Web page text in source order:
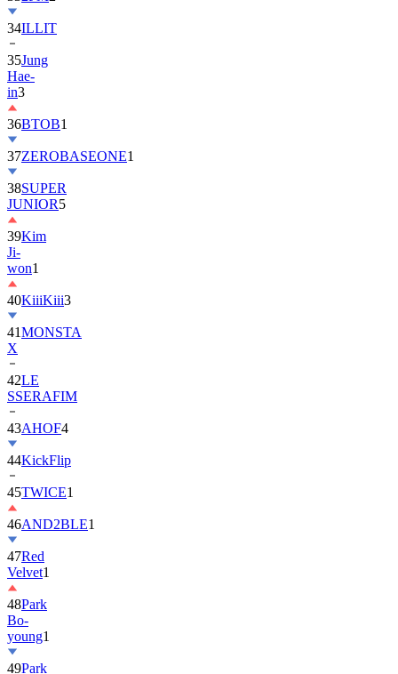
34ILLIT
35Jung
Hae-
in3
36BTOB1
37ZEROBASEONE1
38SUPER
JUNIOR5
39Kim
Ji-
won1
40KiiiKiii3
41MONSTA
X
42LE
SSERAFIM
43AHOF4
44KickFlip
45TWICE1
46AND2BLE1
47Red
Velvet1
48Park
Bo-
young1
49Park